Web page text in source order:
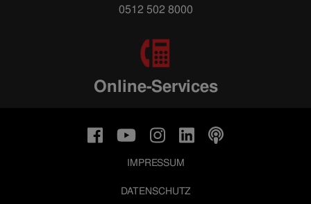
0512 502 8000
Online-Services
IMPRESSUM
DATENSCHUTZ